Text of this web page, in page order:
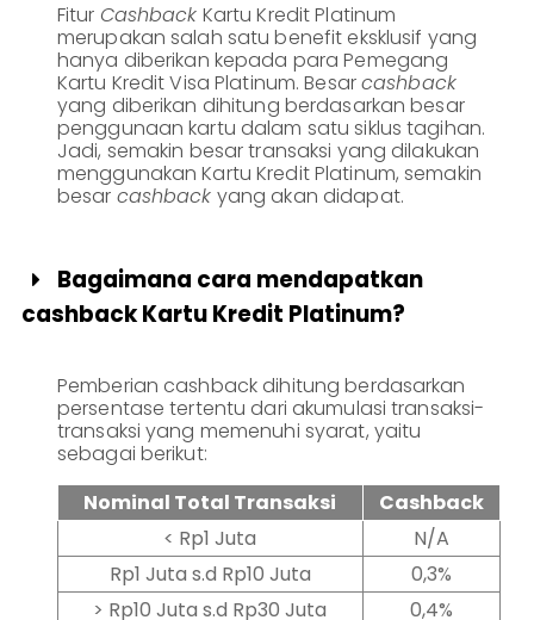
Fitur Cashback Kartu Kredit Platinum
merupakan salah satu benefit eksklusif yang
hanya diberikan kepada para Pemegang
Kartu Kredit Visa Platinum. Besarcashback
yang diberikan dihitung berdasarkan besar
penggunaan kartu dalam satu siklus tagihan.
Jadi, semakin besar transaksi yang dilakukan
menggunakan Kartu Kredit Platinum, semakin
besar cashback yang akan didapat.

Bagaimana cara mendapatkan
cashback Kartu Kredit Platinum?
Pemberian cashback dihitung berdasarkan
persentase tertentu dari akumulasi transaksi-
transaksi yang memenuhi syarat, yaitu
sebagai berikut:
Nominal Total Transaksi
Cashback
< Rp1 Juta
N/A
Rp1 Juta s.d Rp10 Juta
0,3%
> Rp10 Juta s.d Rp30 Juta
0,4%